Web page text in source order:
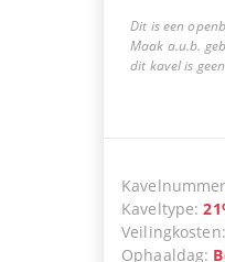
Dit is een
Maak a.u.b.
dit kavel is
Kavelnummer
Kaveltype:21
Veilingkosten:
Ophaaldag: